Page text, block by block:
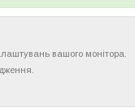
вашого монітора.